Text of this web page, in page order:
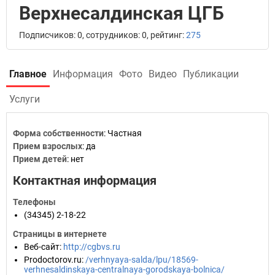
Верхнесалдинская ЦГБ
Подписчиков: 0, сотрудников: 0, рейтинг:275
Главное Информация Фото Видео Публикации
Услуги
Форма собственности: Частная
Прием взрослых: да
Прием детей: нет
Контактная информация
Телефоны
(34345) 2-18-22
Страницы в интернете
Веб-сайт: http://cgbvs.ru
Prodoctorov.ru: /verhnyaya-salda/lpu/18569-
verhnesaldinskaya-centralnaya-gorodskaya-bolnica/